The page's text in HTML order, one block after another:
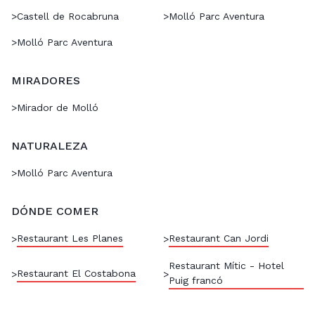
>Castell de Rocabruna >Molló Parc Aventura
>Molló Parc Aventura
MIRADORES
>Mirador de Molló
NATURALEZA
>Molló Parc Aventura
DÓNDE COMER
>Restaurant Les Planes >Restaurant Can Jordi
>Restaurant El Costabona >
Restaurant Mític - Hotel
Puig francó